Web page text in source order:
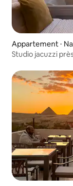
Appartement ⋅
Studio jacuzzi